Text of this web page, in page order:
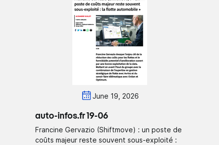
June 19, 2026
auto-infos.fr 19-06
Francine Gervazio (Shiftmove) : un poste de
coûts majeur reste souvent sous-exploité :